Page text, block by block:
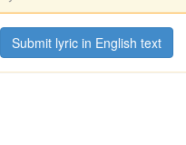
Submit lyric in English text